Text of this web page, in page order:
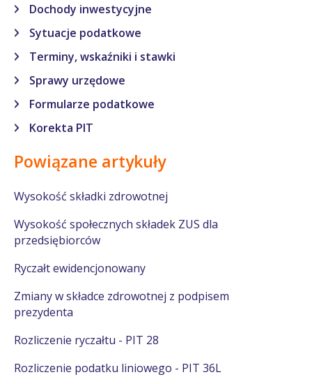
Dochody inwestycyjne
Sytuacje podatkowe
Terminy, wskaźniki i stawki
Sprawy urzędowe
Formularze podatkowe
Korekta PIT
Powiązane artykuły
Wysokość składki zdrowotnej
Wysokość społecznych składek ZUS dla
przedsiębiorców
Ryczałt ewidencjonowany
Zmiany w składce zdrowotnej z podpisem
prezydenta
Rozliczenie ryczałtu - PIT 28
Rozliczenie podatku liniowego - PIT 36L